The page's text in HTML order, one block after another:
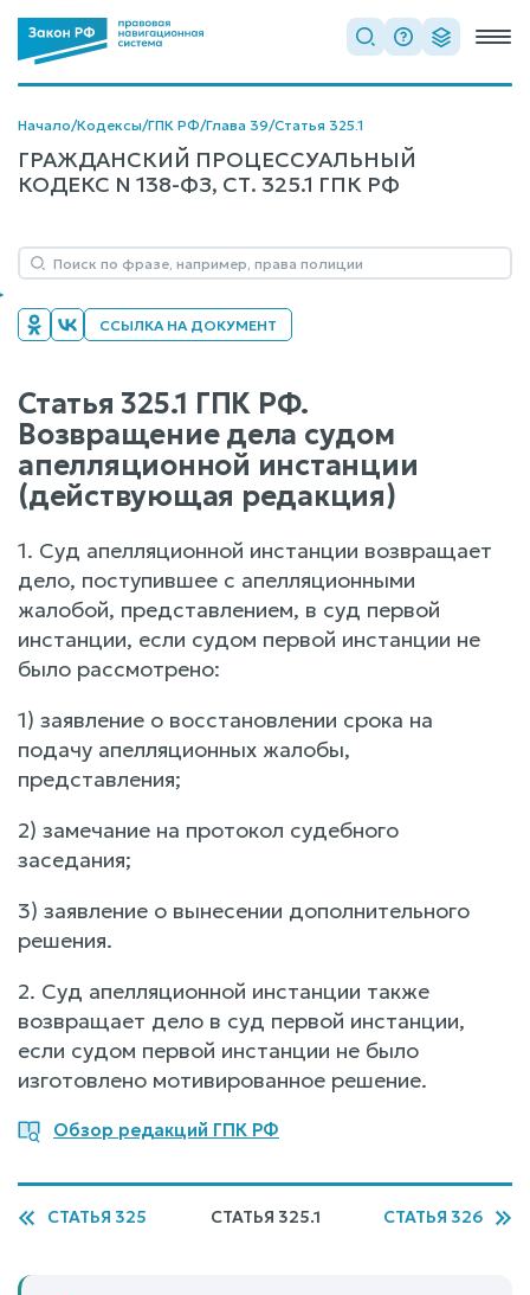
Начало/Кодексы/ГПК РФ/Глава 39/Статья 325.1
ГРАЖДАНСКИЙ ПРОЦЕССУАЛЬНЫЙ
КОДЕКС N 138-ФЗ, СТ. 325.1 ГПК РФ
ССЫЛКА НА ДОКУМЕНТ
Статья 325.1 ГПК РФ.
Возвращение дела судом
апелляционной инстанции
(действующая редакция)
1. Суд апелляционной инстанции возвращает
дело, поступившее с апелляционными
жалобой, представлением, в суд первой
инстанции, если судом первой инстанции не
было рассмотрено:
1) заявление о восстановлении срока на
подачу апелляционных жалобы,
представления;
2) замечание на протокол судебного
заседания;
3) заявление о вынесении дополнительного
решения.
2. Суд апелляционной инстанции также
возвращает дело в суд первой инстанции,
если судом первой инстанции не было
изготовлено мотивированное решение.
Обзор редакций ГПК РФ
СТАТЬЯ 325 СТАТЬЯ 325.1 СТАТЬЯ 326